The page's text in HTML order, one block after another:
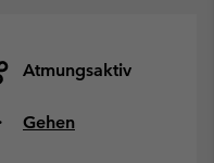
Atmungsaktiv
Gehen